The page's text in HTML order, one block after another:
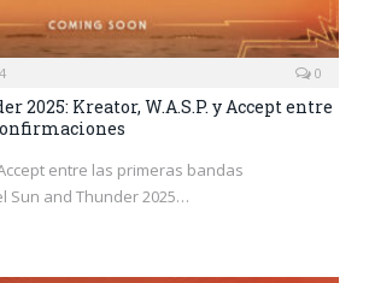
0
2025: Kreator, W.A.S.P. y Accept entre
entre las primeras bandas
Sun and Thunder 2025…